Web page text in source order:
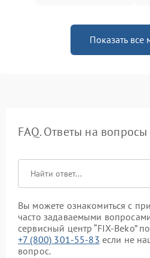
Показать все
FAQ. Ответы на вопросы
Вы можете ознакомиться с
часто задаваемыми
сервисный центр “FIX-Beko”
+7 (800) 301-55-83 если не
вопрос.